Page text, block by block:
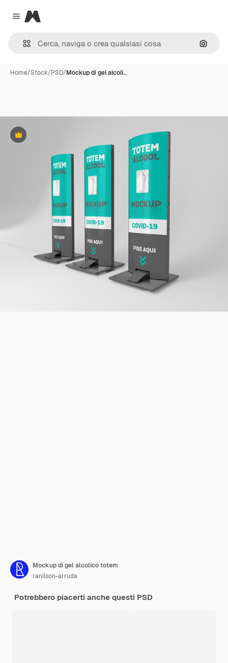
Close menu
Magnific
Cerca
Home/Stock/PSD/Mockup di gel alcoli…
Premium
Mockup di gel alcolico totem
ranilson-arruda
Potrebbero piacerti anche questi PSD